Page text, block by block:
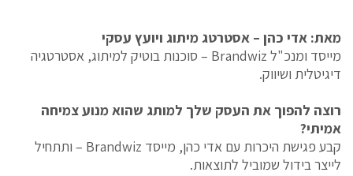
מאת: אדי כהן – אסטרטג מיתוג ויועץ עסקי
מייסד ומנכ"ל Brandwiz – סוכנות בוטיק למיתוג, אסטרטגיה
דיגיטלית ושיווק.
רוצה להפוך את העסק שלך למותג שהוא מנוע צמיחה
אמיתי?
קבע פגישת היכרות עם אדי כהן, מייסד Brandwiz – ותתחיל
לייצר בידול שמוביל לתוצאות.